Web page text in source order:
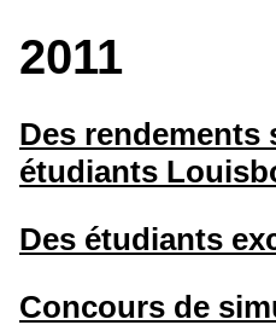
2011
Des rendements
étudiants
Des étudiants
Concours de